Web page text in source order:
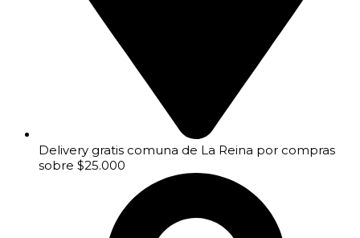
Delivery gratis comuna de La Reina por compras
sobre $25.000